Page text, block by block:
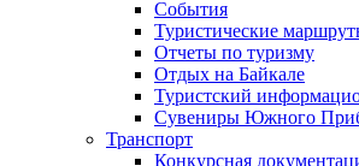
События
Туристические
Отчеты по туризму
Отдых на Байкале
Туристский
Сувениры Южного
Транспорт
Конкурсная